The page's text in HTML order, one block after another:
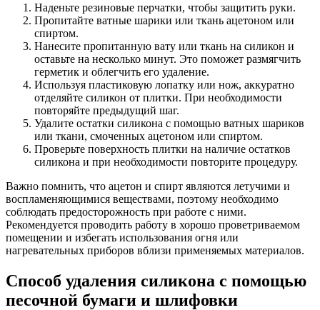
Наденьте резиновые перчатки, чтобы защитить руки.
Пропитайте ватные шарики или ткань ацетоном или
спиртом.
Нанесите пропитанную вату или ткань на силикон и
оставьте на несколько минут. Это поможет размягчить
герметик и облегчить его удаление.
Используя пластиковую лопатку или нож, аккуратно
отделяйте силикон от плитки. При необходимости
повторяйте предыдущий шаг.
Удалите остатки силикона с помощью ватных шариков
или ткани, смоченных ацетоном или спиртом.
Проверьте поверхность плитки на наличие остатков
силикона и при необходимости повторите процедуру.
Важно помнить, что ацетон и спирт являются летучими и
воспламеняющимися веществами, поэтому необходимо
соблюдать предосторожность при работе с ними.
Рекомендуется проводить работу в хорошо проветриваемом
помещении и избегать использования огня или
нагревательных приборов вблизи применяемых материалов.
Способ удаления силикона с помощью
песочной бумаги и шлифовки